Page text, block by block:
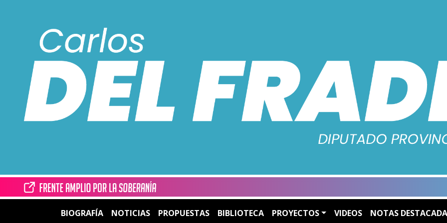
BIOGRAFÍA NOTICIAS PROPUESTAS BIBLIOTECA PROYECTOS VIDEOS NOTAS